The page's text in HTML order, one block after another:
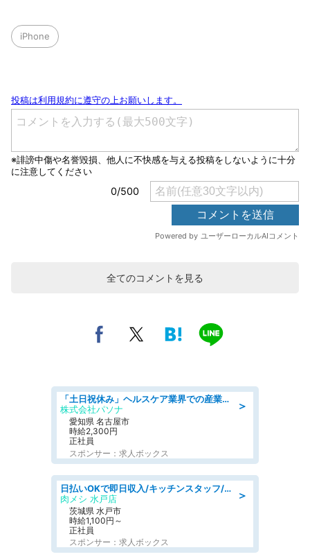
iPhone
全てのコメントを見る
＞
「土日祝休み」ヘルスケア業界での産業保健師業務/看護師/高時給/未経験OK/要資格:正看護師
株式会社パソナ
愛知県 名古屋市
時給2,300円
正社員
スポンサー：求人ボックス
＞
日払いOKで即日収入/キッチンスタッフ/「原付免許必須」デリバリー業務など、自己成長可能な幅広い仕事に挑戦!髪型自由&ピアス・ネイルOK/茨城県/水戸市
肉メシ 水戸店
茨城県 水戸市
時給1,100円～
正社員
スポンサー：求人ボックス